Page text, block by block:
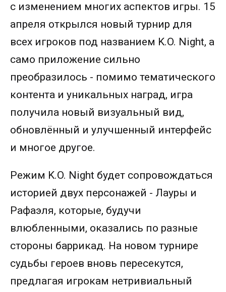
с изменением многих аспектов игры. 15
апреля открылся новый турнир для
всех игроков под названием K.O. Night, а
само приложение сильно
преобразилось - помимо тематического
контента и уникальных наград, игра
получила новый визуальный вид,
обновлённый и улучшенный интерфейс
и многое другое.
Режим K.O. Night будет сопровождаться
историей двух персонажей - Лауры и
Рафаэля, которые, будучи
влюбленными, оказались по разные
стороны баррикад. На новом турнире
судьбы героев вновь пересекутся,
предлагая игрокам нетривиальный